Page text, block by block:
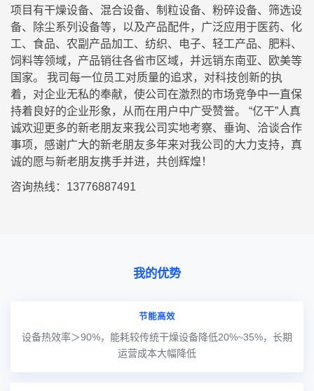
项目有干燥设备、混合设备、制粒设备、粉碎设备、筛选设
备、除尘系列设备等，以及产品配件，广泛应用于医药、化
工、食品、农副产品加工、纺织、电子、轻工产品、肥料、
饲料等领域，产品销往各省市区域，并远销东南亚、欧美等
国家。 我司每一位员工对质量的追求，对科技创新的执
着，对企业无私的奉献，使公司在激烈的市场竞争中一直保
持着良好的企业形象，从而在用户中广受赞誉。 “亿干”人真
诚欢迎更多的新老朋友来我公司实地考察、垂询、洽谈合作
事项，感谢广大的新老朋友多年来对我公司的大力支持，真
诚的愿与新老朋友携手并进，共创辉煌！
咨询热线：13776887491
我的优势
节能高效
设备热效率＞90%，能耗较传统干燥设备降低20%~35%，长期
运营成本大幅降低